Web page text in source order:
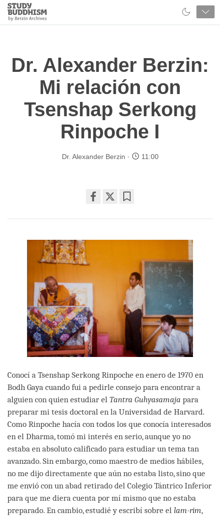
Close
Study
Buddhism
Dr. Alexander Berzin:
Mi relación con
Tsenshap Serkong
Rinpoche I
Dr. Alexander Berzin 11:00
on
Conocí a Tsenshap Serkong Rinpoche en enero de 1970 en
Bodh Gaya cuando fui a pedirle consejo para encontrar a
alguien con quien estudiar el Tantra Guhyasamaja para
preparar mi tesis doctoral en la Universidad de Harvard.
Como Rinpoche hacía con todos los que conocía interesados
en el Dharma, tomó mi interés en serio, aunque yo no
estaba en absoluto calificado para estudiar un tema tan
avanzado. Sin embargo, como maestro de medios hábiles,
no me dijo directamente que aún no estaba listo, sino que
me envió con un abad retirado del Colegio Tántrico Inferior
para que me diera cuenta por mí mismo que no estaba
preparado. En cambio, estudié y escribí sobre el lam-rim,